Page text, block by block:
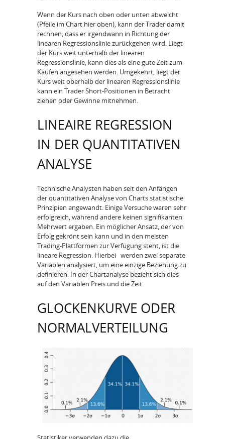
Wenn der Kurs nach oben oder unten abweicht
(Pfeile im Chart hier oben), kann der Trader damit
rechnen, dass er irgendwann in Richtung der
linearen Regressionslinie zurückgehen wird. Liegt
der Kurs weit unterhalb der linearen
Regressionslinie, kann dies als eine gute Zeit zum
Kaufen angesehen werden. Umgekehrt, liegt der
Kurs weit oberhalb der linearen Regressionslinie
kann ein Trader Short-Positionen in Betracht
ziehen oder Gewinne mitnehmen.
LINEAIRE REGRESSION
IN DER QUANTITATIVEN
ANALYSE
Technische Analysten haben seit den Anfängen
der quantitativen Analyse von Charts statistische
Prinzipien angewandt. Einige Versuche waren sehr
erfolgreich, während andere keinen signifikanten
Mehrwert ergaben. Ein möglicher Ansatz, der von
Erfolg gekrönt sein kann und in den meisten
Trading-Plattformen zur Verfügung steht, ist die
lineare Regression. Hierbei werden zwei separate
Variablen analysiert, um eine einzige Beziehung zu
definieren. In der Chartanalyse bezieht sich dies
auf den Variablen Preis und die Zeit.
GLOCKENKURVE ODER
NORMALVERTEILUNG